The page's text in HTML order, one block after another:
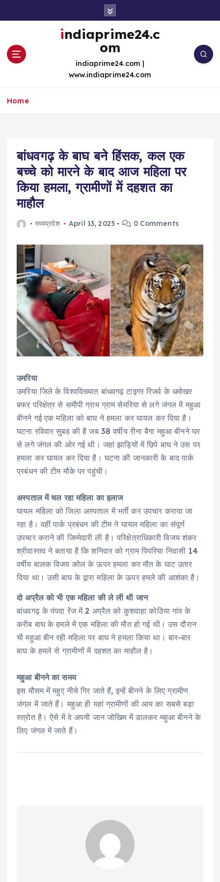
indiaprime24.c
om
indiaprime24.com |
www.indiaprime24.com
Home
बांधवगढ़ के बाघ बने हिंसक, कल एक
बच्चे को मारने के बाद आज महिला पर
किया हमला, ग्रामीणों में दहशत का
माहौल
मध्यप्रदेश April 13, 2025 0 Comments
उमरिया
उमरिया जिले के विश्वविख्यात बांधवगढ़ टाइगर रिजर्व के धमोखर
बफर परिक्षेत्र से समीपी ग्राम ग्राम सेमरिया से लगे जंगल में महुआ
बीनने गई एक महिला को बाघ ने हमला कर घायल कर दिया है।
घटना रविवार सुबह की है जब 38 वर्षीय रीना बैगा महुआ बीनने घर
से लगे जंगल की ओर गई थी। जहां झाड़ियों में छिपे बाघ ने उस पर
हमला कर घायल कर दिया है। घटना की जानकारी के बाद पार्क
प्रबंधन की टीम मौके पर पहुंची।
अस्पताल में चल रहा महिला का इलाज
घायल महिला को जिला अस्पताल में भर्ती कर उपचार कराया जा
रहा है। वहीं पार्क प्रबंधन की टीम ने घायल महिला का संपूर्ण
उपचार कराने की जिम्मेदारी ली है। परिक्षेत्राधिकारी विजय शंकर
श्रीवास्तव ने बताया है कि शनिवार को ग्राम पिपरिया निवासी 14
वर्षीय बालक विजय कोल के ऊपर हमला कर मौत के घाट उतार
दिया था। उसी बाघ के द्वारा महिला के ऊपर हमले की आशंका है।
दो अप्रैल को भी एक महिला की ले ली थी जान
बांधवगढ़ के पंपदा रेंज में 2 अप्रैल को कुशवाहा कोठिया गांव के
करीब बाघ के हमले में एक महिला की मौत हो गई थी। उस दौरान
भी महुआ बीन रही महिला पर बाघ ने हमला किया था। बार-बार
बाघ के हमले से ग्रामीणों में दहशत का माहौल है।
महुआ बीनने का समय
इस मौसम में महुए नीचे गिर जाते हैं, इन्हें बीनने के लिए ग्रामीण
जंगल में जाते हैं। महुआ ही यहां ग्रामीणों की आय का सबसे बड़ा
स्त्रोत है। ऐसे में वे अपनी जान जोखिम में डालकर महुआ बीनने के
लिए जंगल में जाते हैं।